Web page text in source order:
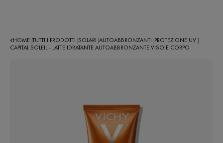
HOME TUTTI I PRODOTTI SOLARI AUTOABBRONZANTI PROTEZIONE UV
CAPITAL SOLEIL - LATTE IDRATANTE AUTOABBRONZANTE VISO E CORPO